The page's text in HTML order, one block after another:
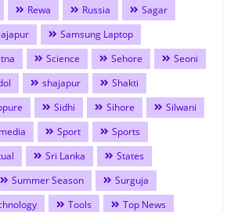
Rewa Russia
Sagar
Samsung Laptop
Science Sehore
Seoni
shajapur
Shakti
Sidhi Sihore
Silwani
Sport
Sports
Sri Lanka
States
Summer Season
Surguja
Tools
Top News